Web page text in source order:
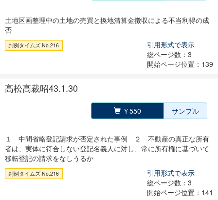
土地区画整理中の土地の売買と換地清算金徴収による不当利得の成
否
判例タイムズ No.216
引用形式で表示
総ページ数：3
開始ページ位置：139
高松高裁昭43.1.30
￥550 サンプル
１ 中間省略登記請求が否定された事例 ２ 不動産の真正な所有
者は、実体に符合しない登記名義人に対し、常に所有権に基づいて
移転登記の請求をなしうるか
判例タイムズ No.216
引用形式で表示
総ページ数：3
開始ページ位置：141